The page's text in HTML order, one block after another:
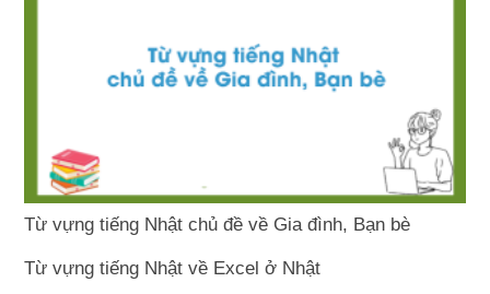
Từ vựng tiếng Nhật chủ đề về Gia đình, Bạn bè
Từ vựng tiếng Nhật về Excel ở Nhật